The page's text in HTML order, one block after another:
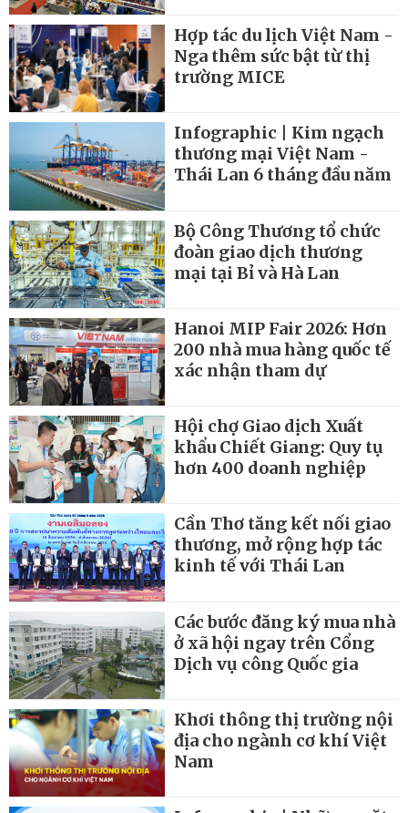
Hợp tác du lịch Việt Nam -
Nga thêm sức bật từ thị
trường MICE
Infographic | Kim ngạch
thương mại Việt Nam -
Thái Lan 6 tháng đầu năm
Bộ Công Thương tổ chức
đoàn giao dịch thương
mại tại Bỉ và Hà Lan
Hanoi MIP Fair 2026: Hơn
200 nhà mua hàng quốc tế
xác nhận tham dự
Hội chợ Giao dịch Xuất
khẩu Chiết Giang: Quy tụ
hơn 400 doanh nghiệp
Cần Thơ tăng kết nối giao
thương, mở rộng hợp tác
kinh tế với Thái Lan
Các bước đăng ký mua nhà
ở xã hội ngay trên Cổng
Dịch vụ công Quốc gia
Khơi thông thị trường nội
địa cho ngành cơ khí Việt
Nam